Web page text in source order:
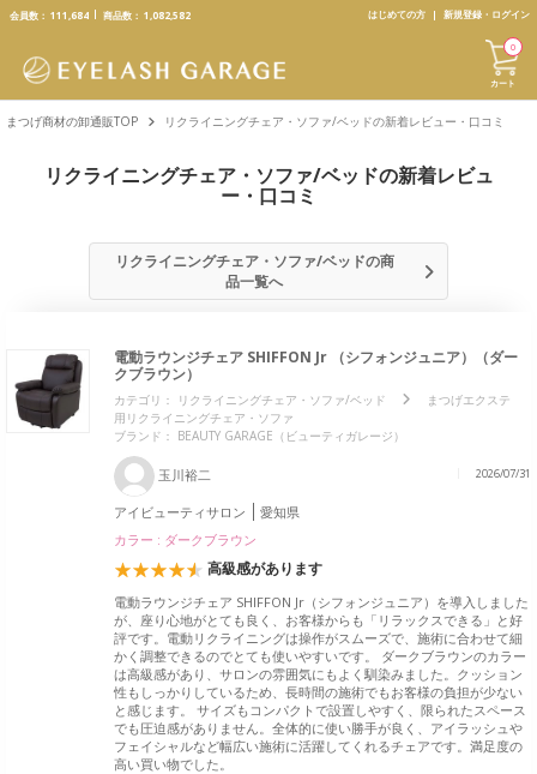
text.skipToContent
text.skipToNavigation
会員数： 111,684 商品数： 1,082,582 はじめての方 新規登録・ログイン
カート
0
まつげ商材の卸通販TOP リクライニングチェア・ソファ/ベッドの新着レビュー・口コミ
リクライニングチェア・ソファ/ベッドの新着レビュ
ー・口コミ
リクライニングチェア・ソファ/ベッドの商
品一覧へ
電動ラウンジチェア SHIFFON Jr （シフォンジュニア）（ダー
クブラウン）
カテゴリ： リクライニングチェア・ソファ/ベッド
まつげエクステ
用リクライニングチェア・ソファ
ブランド： BEAUTY GARAGE（ビューティガレージ）
玉川裕二 2026/07/31
アイビューティサロン
愛知県
カラー : ダークブラウン
高級感があります
電動ラウンジチェア SHIFFON Jr（シフォンジュニア）を導入しました
が、座り心地がとても良く、お客様からも「リラックスできる」と好
評です。電動リクライニングは操作がスムーズで、施術に合わせて細
かく調整できるのでとても使いやすいです。 ダークブラウンのカラー
は高級感があり、サロンの雰囲気にもよく馴染みました。クッション
性もしっかりしているため、長時間の施術でもお客様の負担が少ない
と感じます。 サイズもコンパクトで設置しやすく、限られたスペース
でも圧迫感がありません。全体的に使い勝手が良く、アイラッシュや
フェイシャルなど幅広い施術に活躍してくれるチェアです。満足度の
高い買い物でした。